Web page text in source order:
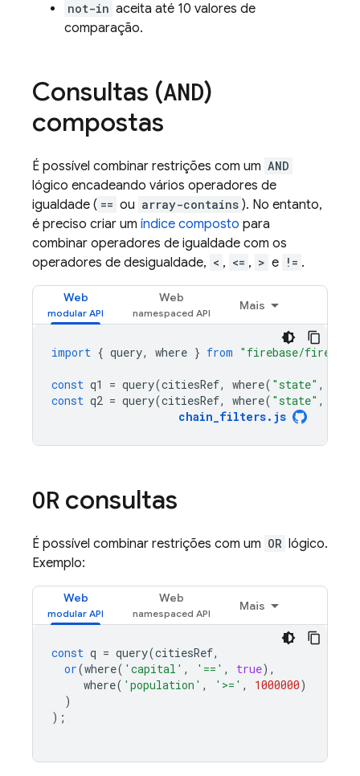
not-in aceita até 10 valores de
comparação.
Consultas (AND)
compostas
É possível combinar restrições com um AND
lógico encadeando vários operadores de
igualdade ( == ou array-contains ). No entanto,
é preciso criar um índice composto para
combinar operadores de igualdade com os
operadores de desigualdade, < , <= , > e != .
Web Web
Mais
import { query, where } from "firebase/
const q1 = query(citiesRef, where( "state" ,
const q2 = query(citiesRef, where( "state" ,
chain_filters. js
OR consultas
É possível combinar restrições com um OR lógico.
Exemplo:
Web Web
Mais
const q = query(citiesRef,
or(where( 'capital' , '==' , true),
where( 'population' , '>=' , 1000000)
)
);